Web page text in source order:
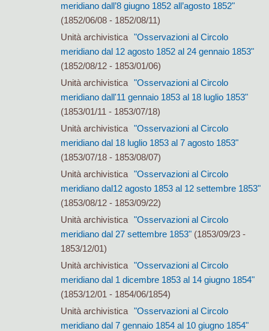
meridiano dall’8 giugno 1852 all’agosto 1852"
(1852/06/08 - 1852/08/11)
Unità archivistica "Osservazioni al Circolo
meridiano dal 12 agosto 1852 al 24 gennaio 1853"
(1852/08/12 - 1853/01/06)
Unità archivistica "Osservazioni al Circolo
meridiano dall'11 gennaio 1853 al 18 luglio 1853"
(1853/01/11 - 1853/07/18)
Unità archivistica "Osservazioni al Circolo
meridiano dal 18 luglio 1853 al 7 agosto 1853"
(1853/07/18 - 1853/08/07)
Unità archivistica "Osservazioni al Circolo
meridiano dal12 agosto 1853 al 12 settembre 1853"
(1853/08/12 - 1853/09/22)
Unità archivistica "Osservazioni al Circolo
meridiano dal 27 settembre 1853"(1853/09/23 -
1853/12/01)
Unità archivistica "Osservazioni al Circolo
meridiano dal 1 dicembre 1853 al 14 giugno 1854"
(1853/12/01 - 1854/06/1854)
Unità archivistica "Osservazioni al Circolo
meridiano dal 7 gennaio 1854 al 10 giugno 1854"